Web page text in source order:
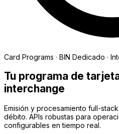
Card Programs · BIN Dedicado ·
Tu programa de
interchange
Emisión y procesamiento full-
débito. APIs robustas para
configurables en tiempo real.